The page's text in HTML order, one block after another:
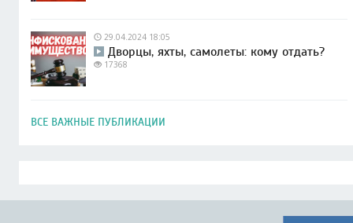
29.04.2024 18:05
Дворцы, яхты, самолеты: кому отдать?
17368
ВСЕ ВАЖНЫЕ ПУБЛИКАЦИИ